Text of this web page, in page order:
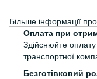
Більше інформації
Оплата при
Здійснюйте
транспортної
Безготівковий